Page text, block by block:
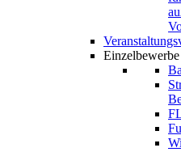
Einzelbewerbe